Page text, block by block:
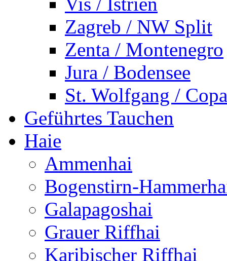
Zagreb / NW Split
Zenta / Montenegro
Jura / Bodensee
St. Wolfgang /
Geführtes Tauchen
Haie
Ammenhai
Bogenstirn-
Galapagoshai
Grauer Riffhai
Karibischer Riffhai